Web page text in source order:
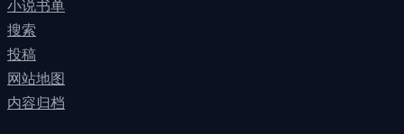
小说书单
搜索
投稿
网站地图
内容归档